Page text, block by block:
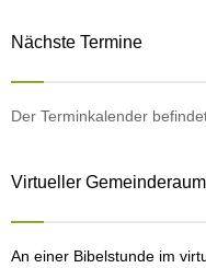
c
o
Nächste Termine
Der Terminkalender
Virtueller Gemeinderaum
An einer Bibelstunde im